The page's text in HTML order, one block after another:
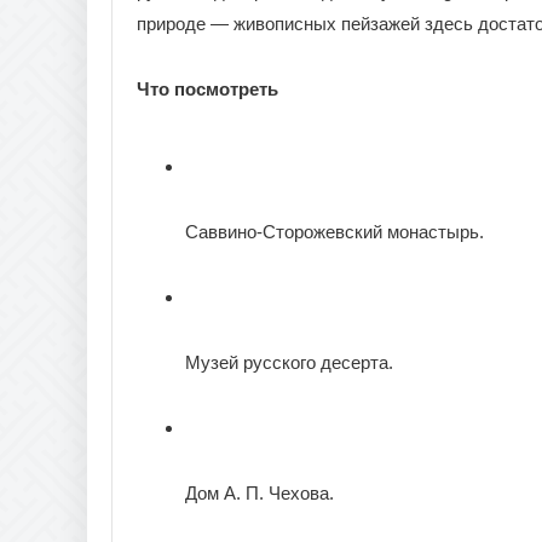
природе — живописных пейзажей здесь
Что посмотреть
Саввино-Сторожевский монастырь.
Музей русского десерта.
Дом А. П. Чехова.